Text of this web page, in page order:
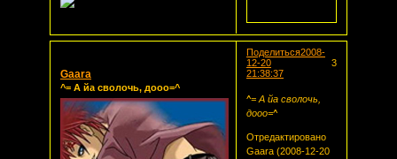
Поделиться
3
2008-
12-20
21:38:37
Gaara
^= А йа сволочь, дооо=^
^= А йа сволочь,
дооо=^
Отредактировано
Gaara (2008-12-20